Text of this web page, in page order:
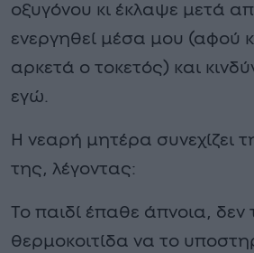
οξυγόνου κι έκλαψε μετά
ενεργηθεί μέσα μου (αφού
αρκετά ο τοκετός) και
εγώ.
Η νεαρή μητέρα συνεχίζει
της, λέγοντας:
Το παιδί έπαθε άπνοια, δεν
θερμοκοιτίδα να το